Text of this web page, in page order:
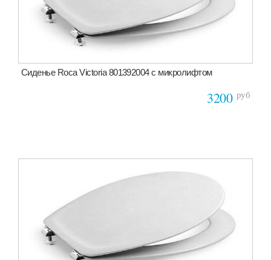
Сиденье Roca Victoria 801392004 с микролифтом
3200 руб